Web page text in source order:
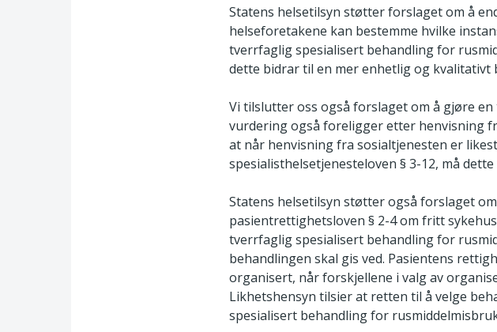
Statens helsetilsyn støtter forslaget om å
helseforetakene kan bestemme hvilke
tverrfaglig spesialisert behandling for
dette bidrar til en mer enhetlig og kvalitativt
Vi tilslutter oss også forslaget om å gjøre
vurdering også foreligger etter henvisning
at når henvisning fra sosialtjenesten er
spesialisthelsetjenesteloven § 3-12, må
Statens helsetilsyn støtter også forslaget
pasientrettighetsloven § 2-4 om fritt
tverrfaglig spesialisert behandling for
behandlingen skal gis ved. Pasientens
organisert, når forskjellene i valg av
Likhetshensyn tilsier at retten til å velge
spesialisert behandling for